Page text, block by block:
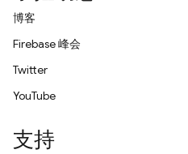
博客
Firebase 峰会
Twitter
YouTube
支持